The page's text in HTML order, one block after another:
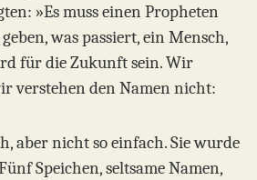
»Es muss einen Propheten
was passiert, ein Mensch,
für die Zukunft sein. Wir
verstehen den Namen nicht:
aber nicht so einfach. Sie wurde
Speichen, seltsame Namen,